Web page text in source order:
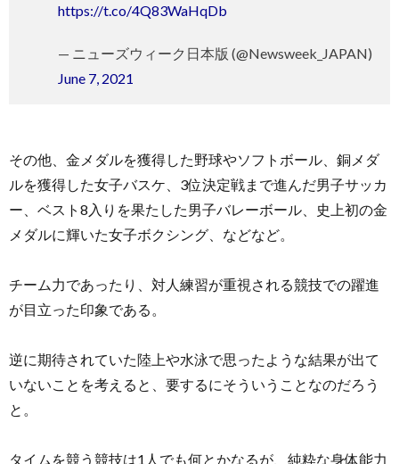
https://t.co/4Q83WaHqDb
— ニューズウィーク日本版 (@Newsweek_JAPAN)
June 7, 2021
その他、金メダルを獲得した野球やソフトボール、銅メダ
ルを獲得した女子バスケ、3位決定戦まで進んだ男子サッカ
ー、ベスト8入りを果たした男子バレーボール、史上初の金
メダルに輝いた女子ボクシング、などなど。
チーム力であったり、対人練習が重視される競技での躍進
が目立った印象である。
逆に期待されていた陸上や水泳で思ったような結果が出て
いないことを考えると、要するにそういうことなのだろう
と。
タイムを競う競技は1人でも何とかなるが、純粋な身体能力